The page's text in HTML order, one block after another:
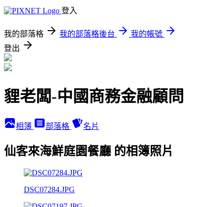
登入
我的部落格 我的部落格後台
我的帳號
登出
貍老闆-中國商務金融顧問
相簿 部落格 名片
仙客來海鮮庭園餐廳 的相簿照片
DSC07284.JPG